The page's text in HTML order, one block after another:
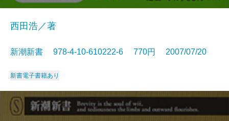
西田浩／著
新潮新書 978-4-10-610222-6 770円 2007/07/20
新書電子書籍あり